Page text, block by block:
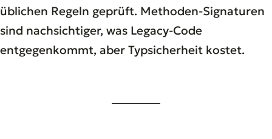
üblichen Regeln geprüft. Methoden-Signaturen
sind nachsichtiger, was Legacy-Code
entgegenkommt, aber Typsicherheit kostet.